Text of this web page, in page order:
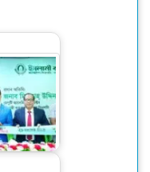
উপশাখা